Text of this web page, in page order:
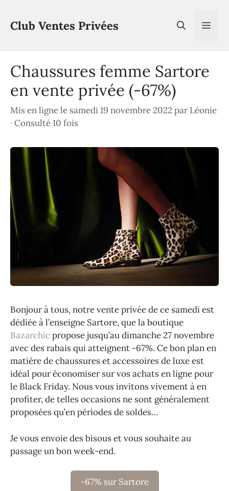
contenu
Club Ventes Privées
Chaussures femme Sartore
en vente privée (-67%)
Mis en ligne le samedi 19 novembre 2022parLéonie
· Consulté 10 fois
Bonjour à tous, notre vente privée de ce samedi est
dédiée à l’enseigne Sartore, que la boutique
Bazarchicpropose jusqu’au dimanche 27 novembre
avec des rabais qui atteignent -67%. Ce bon plan en
matière de chaussures et accessoires de luxe est
idéal pour économiser sur vos achats en ligne pour
le Black Friday. Nous vous invitons vivement à en
profiter, de telles occasions ne sont généralement
proposées qu’en périodes de soldes…
Je vous envoie des bisous et vous souhaite au
passage un bon week-end.
-67% sur Sartore